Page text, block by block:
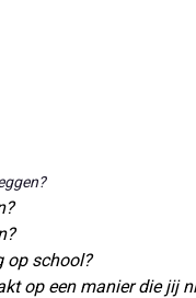
op school?
op een manier die jij